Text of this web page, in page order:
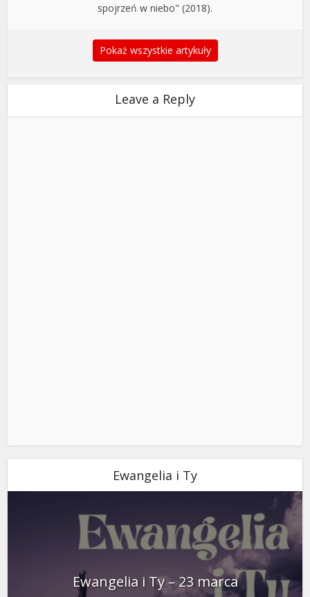
spojrzeń w niebo" (2018).
Pokaż wszystkie artykuły
Leave a Reply
Ewangelia i Ty
Ewangelia i Ty – 23 marca